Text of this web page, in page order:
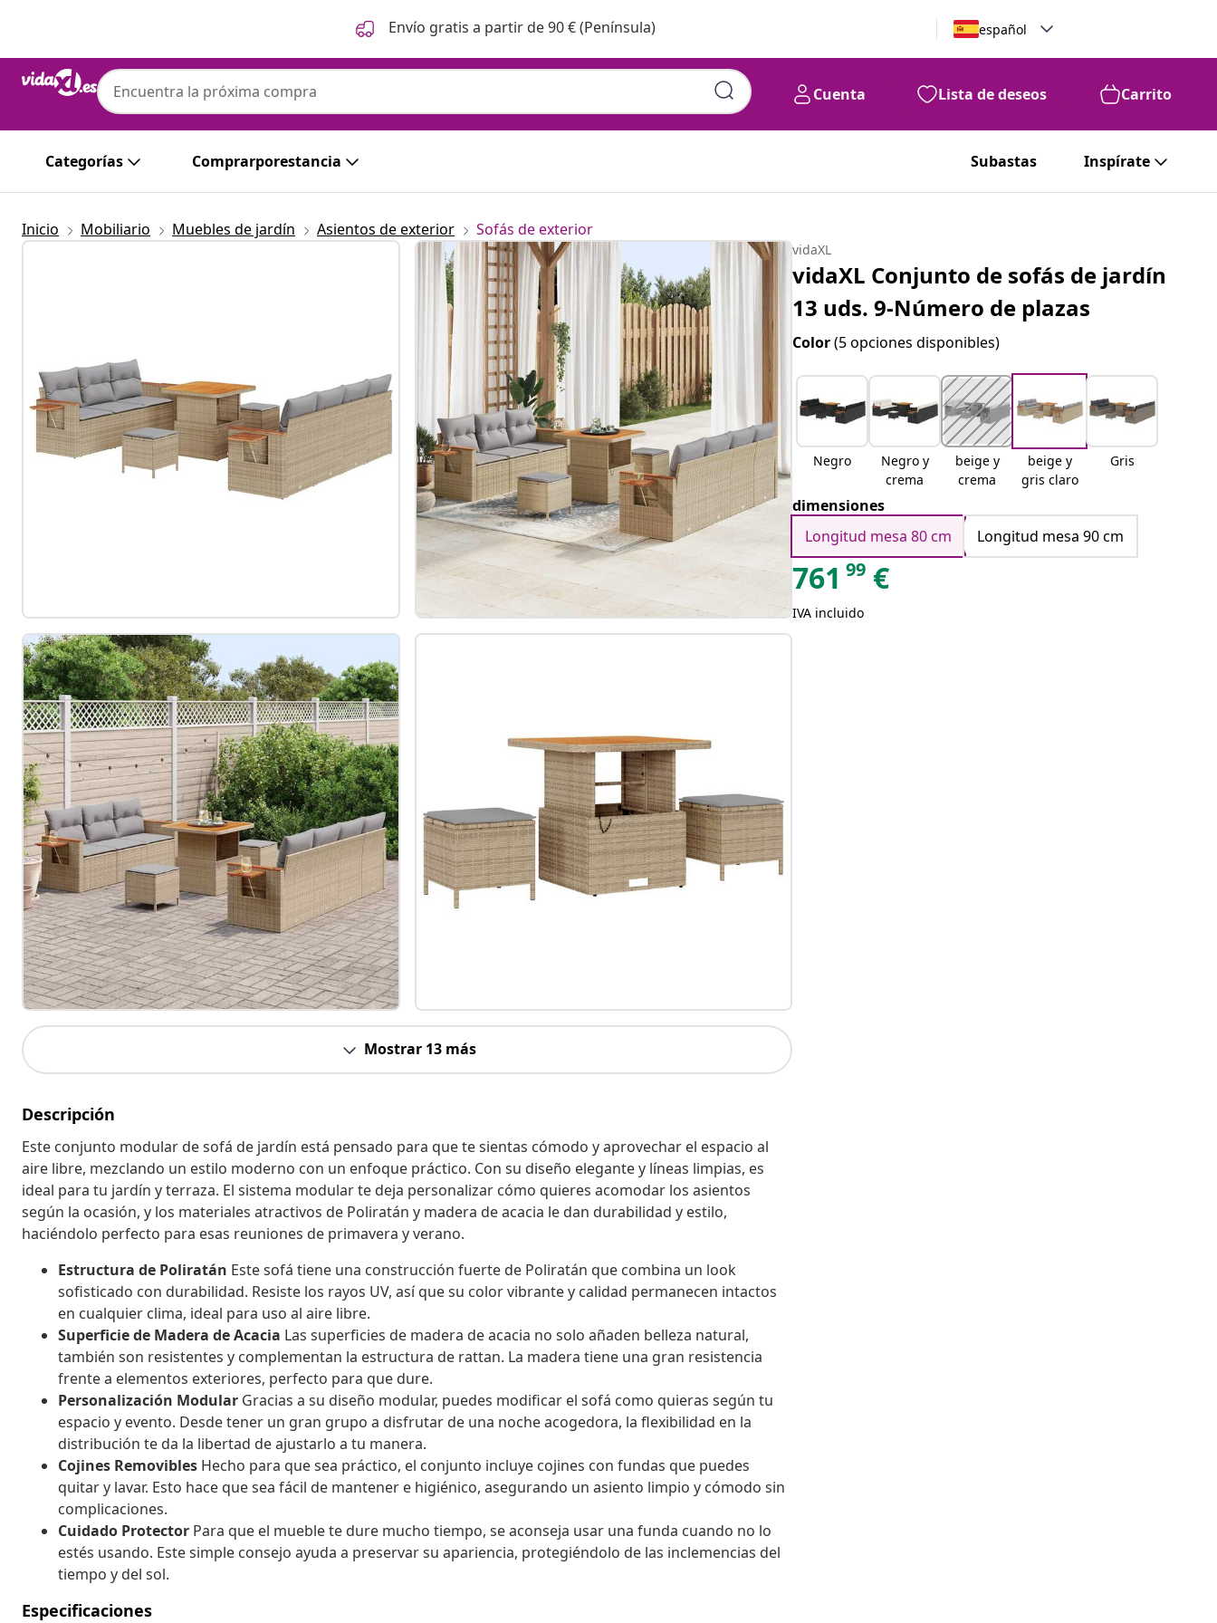
Envío gratis a partir de 90 € (Península) español
Cuenta Lista de deseos Carrito
Categorías Comprarporestancia Subastas Inspírate
Inicio Mobiliario Muebles de jardín Asientos de exterior Sofás de exterior
Mostrar 13 más
Descripción
Este conjunto modular de sofá de jardín está pensado para que te sientas cómodo y aprovechar el espacio al
aire libre, mezclando un estilo moderno con un enfoque práctico. Con su diseño elegante y líneas limpias, es
ideal para tu jardín y terraza. El sistema modular te deja personalizar cómo quieres acomodar los asientos
según la ocasión, y los materiales atractivos de Poliratán y madera de acacia le dan durabilidad y estilo,
haciéndolo perfecto para esas reuniones de primavera y verano.
Estructura de Poliratán Este sofá tiene una construcción fuerte de Poliratán que combina un look
sofisticado con durabilidad. Resiste los rayos UV, así que su color vibrante y calidad permanecen intactos
en cualquier clima, ideal para uso al aire libre.
Superficie de Madera de Acacia Las superficies de madera de acacia no solo añaden belleza natural,
también son resistentes y complementan la estructura de rattan. La madera tiene una gran resistencia
frente a elementos exteriores, perfecto para que dure.
Personalización Modular Gracias a su diseño modular, puedes modificar el sofá como quieras según tu
espacio y evento. Desde tener un gran grupo a disfrutar de una noche acogedora, la flexibilidad en la
distribución te da la libertad de ajustarlo a tu manera.
Cojines Removibles Hecho para que sea práctico, el conjunto incluye cojines con fundas que puedes
quitar y lavar. Esto hace que sea fácil de mantener e higiénico, asegurando un asiento limpio y cómodo sin
complicaciones.
Cuidado Protector Para que el mueble te dure mucho tiempo, se aconseja usar una funda cuando no lo
estés usando. Este simple consejo ayuda a preservar su apariencia, protegiéndolo de las inclemencias del
tiempo y del sol.
Especificaciones
vidaXL
vidaXL Conjunto de sofás de jardín
13 uds. 9-Número de plazas
Color(5 opciones disponibles)
Negro
Negro y
crema
beige y
crema
beige y
gris claro
Gris
dimensiones
Longitud mesa 80 cm
Longitud mesa 90 cm
761 99 €
IVA incluido